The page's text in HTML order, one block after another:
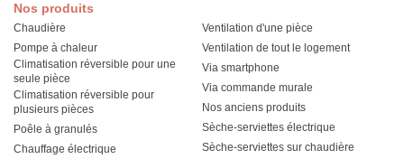
Nos produits
Chaudière
Pompe à chaleur
Climatisation réversible pour une
seule pièce
Climatisation réversible pour
plusieurs pièces
Poêle à granulés
Chauffage électrique
Ventilation d'une pièce
Ventilation de tout le logement
Via smartphone
Via commande murale
Nos anciens produits
Sèche-serviettes électrique
Sèche-serviettes sur chaudière